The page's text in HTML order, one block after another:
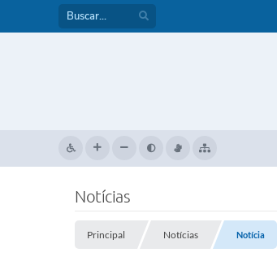
Notícias
Principal Notícias Notícia